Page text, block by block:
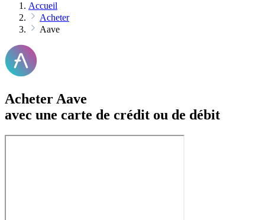
Accueil
Acheter
Aave
Acheter Aave
avec une carte de crédit ou de débit